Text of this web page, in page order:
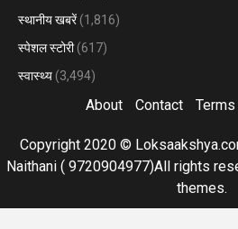
स्थानीय खबरें(1,816)
स्पेशल स्टोरी(617)
स्वास्थ्य (3,494)
About Contact
Copyright 2020 ©
Naithani ( 9720904977)All rights
themes.